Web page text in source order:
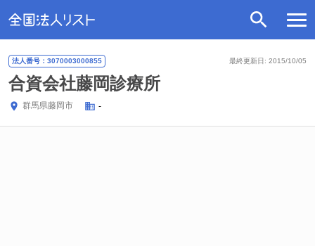
最終更新日: 2015/10/05
法人番号：3070003000855
合資会社藤岡診療所
群馬県藤岡市 -